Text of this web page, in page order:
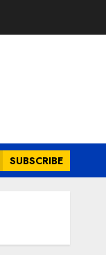
SUBSCRIBE